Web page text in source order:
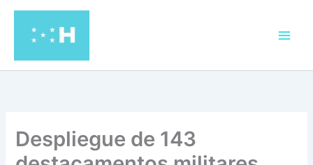
contenido
Despliegue de 143